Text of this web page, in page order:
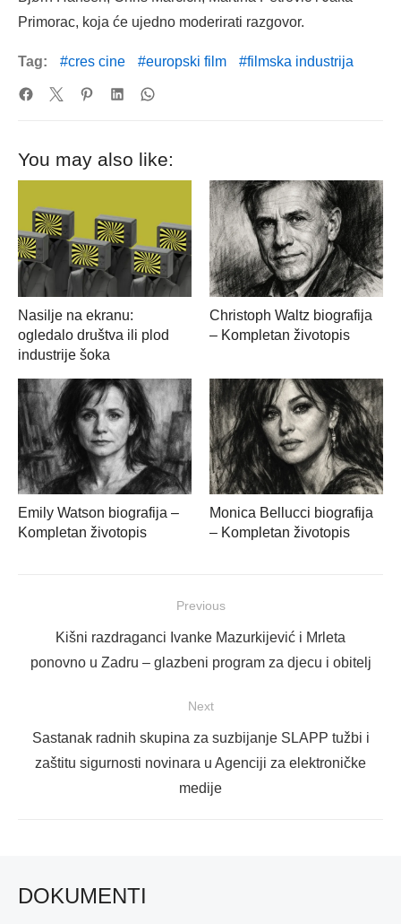
Primorac, koja će ujedno moderirati razgovor.
Tag: cres cine europski film filmska industrija
You may also like:
Nasilje na ekranu:
ogledalo društva ili plod
industrije šoka
Christoph Waltz biografija
– Kompletan životopis
Emily Watson biografija –
Kompletan životopis
Monica Bellucci biografija
– Kompletan životopis
objava
Previous
Previous
post:
Kišni razdraganci Ivanke Mazurkijević i Mrleta
ponovno u Zadru – glazbeni program za djecu i obitelj
Next
Next
post:
Sastanak radnih skupina za suzbijanje SLAPP tužbi i
zaštitu sigurnosti novinara u Agenciji za elektroničke
medije
DOKUMENTI